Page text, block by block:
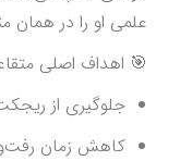
علمی او را در همان
🎯 اهداف اصلی
جلوگیری از
کاهش زمان